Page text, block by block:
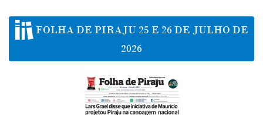
FOLHA DE PIRAJU 25 E 26 DE JULHO DE
2026